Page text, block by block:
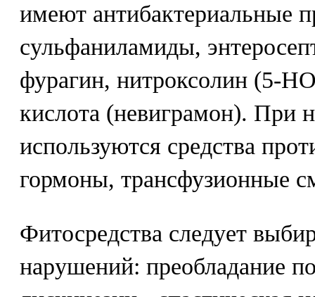
имеют антибактериальные
сульфаниламиды,
фурагин, нитроксолин (5-
кислота (невиграмон). При
используются средства
гормоны, трансфузионные
Фитосредства следует
нарушений: преобладание